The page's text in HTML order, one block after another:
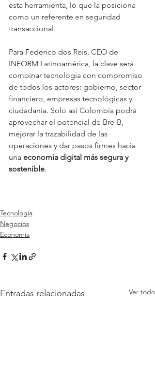
esta herramienta, lo que la posiciona
como un referente en seguridad
transaccional.
Para Federico dos Reis, CEO de
INFORM Latinoamérica, la clave será
combinar tecnología con compromiso
de todos los actores: gobierno, sector
financiero, empresas tecnológicas y
ciudadanía. Solo así Colombia podrá
aprovechar el potencial de Bre-B,
mejorar la trazabilidad de las
operaciones y dar pasos firmes hacia
una economía digital más segura y
sostenible.
Tecnología
Negocios
Economía
Entradas relacionadas Ver todo